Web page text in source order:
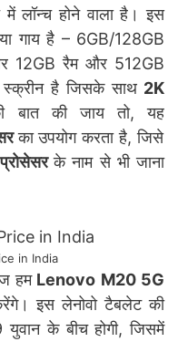
लॉन्च होने वाला है। इस
गाय है – 6GB/128GB
12GB रैम और 512GB
है जिसके साथ2K
की जाय तो, यह
का उपयोग करता है, जिसे
के नाम से भी जाना
in India
हमLenovo M20 5G
इस लेनोवो टैबलेट की
के बीच होगी, जिसमें